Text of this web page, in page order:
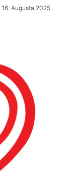
16. Augusta 2025.